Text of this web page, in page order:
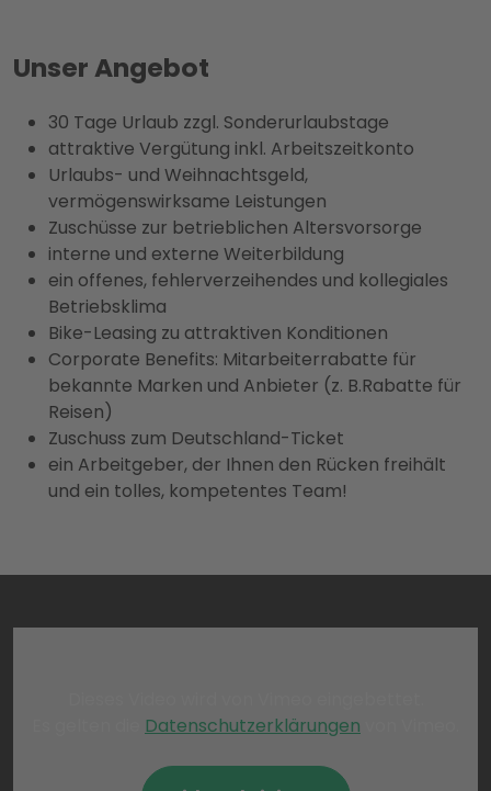
Unser Angebot
30 Tage Urlaub zzgl. Sonderurlaubstage
attraktive Vergütung inkl. Arbeitszeitkonto
Urlaubs- und Weihnachtsgeld,
vermögenswirksame Leistungen
Zuschüsse zur betrieblichen Altersvorsorge
interne und externe Weiterbildung
ein offenes, fehlerverzeihendes und kollegiales
Betriebsklima
Bike-Leasing zu attraktiven Konditionen
Corporate Benefits: Mitarbeiterrabatte für
bekannte Marken und Anbieter (z. B.Rabatte für
Reisen)
Zuschuss zum Deutschland-Ticket
ein Arbeitgeber, der Ihnen den Rücken freihält
und ein tolles, kompetentes Team!
Datenschutzerklärungen